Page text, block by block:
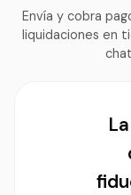
Envía y cobra
liquidaciones en